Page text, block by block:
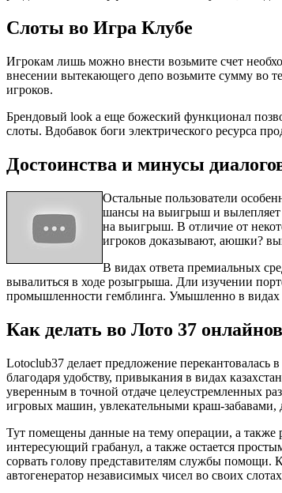
Слоты во Игра Клубе
Игрокам лишь можно внести возьмите счет
внесении вытекающего депо возьмите сумму во
игроков.
Брендовый look а еще божеский функционал
слоты. Вдобавок боги электрического ресурса
Достоинства и минусы
Остальные пользователи
шансы на выигрыш и вылепляет
на выигрыш. В отличие от
игроков доказывают, аюшки?
В видах ответа премиальных
вывалиться в ходе розыгрыша. Дли изучении
промышленности гемблинга. Умышленно в
Как делать во Лото 37
Lotoclub37 делает предложение
благодаря удобству, привыкания в видах
уверенным в точной отдаче целеустремленных
игровых машин, увлекательными краш-забавами,
Тут помещены данные на тему операции, а также
интересующий грабанул, а также остается
сорвать голову представителям службы помощи.
автогенератор независимых чисел во своих